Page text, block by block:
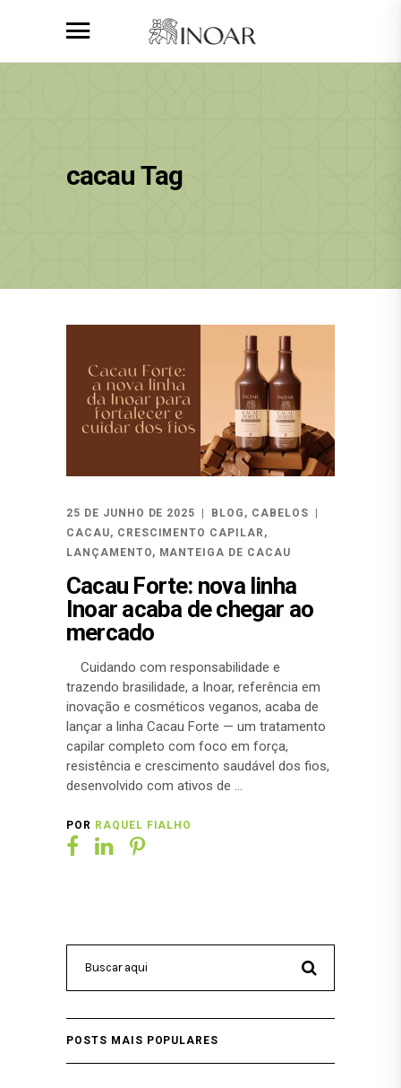
cacau Tag
25 DE JUNHO DE 2025 BLOG , CABELOS
CACAU, CRESCIMENTO CAPILAR ,
LANÇAMENTO, MANTEIGA DE CACAU
Cacau Forte: nova linha
Inoar acaba de chegar ao
mercado
Cuidando com responsabilidade e
trazendo brasilidade, a Inoar, referência em
inovação e cosméticos veganos, acaba de
lançar a linha Cacau Forte — um tratamento
capilar completo com foco em força,
resistência e crescimento saudável dos fios,
desenvolvido com ativos de
POR RAQUEL FIALHO
POSTS MAIS POPULARES